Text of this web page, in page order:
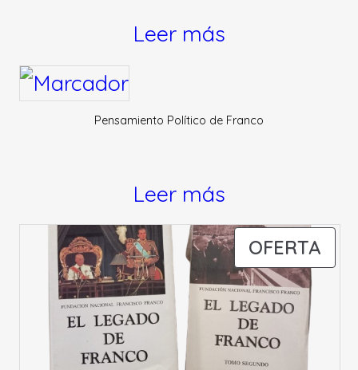
Leer más
Pensamiento Político de Franco
Leer más
OFERTA
EN